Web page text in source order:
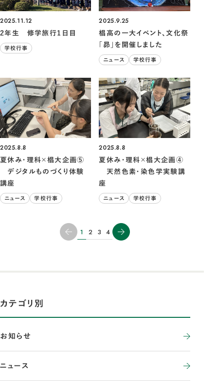
2025.11.12
2年生 修学旅行1日目
学校行事
2025.9.25
椙高の一大イベント、文化祭
「昴」を開催しました
ニュース 学校行事
2025.8.8
夏休み・理科×椙大企画⑤
デジタルものづくり体験
講座
ニュース 学校行事
2025.8.8
夏休み・理科×椙大企画④
天然色素・染色学実験講
座
ニュース 学校行事
1 2 3 4
カテゴリ別
お知らせ
ニュース